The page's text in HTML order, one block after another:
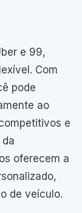
e 99,
Com
pode
ao
e
oferecem a
de veículo.